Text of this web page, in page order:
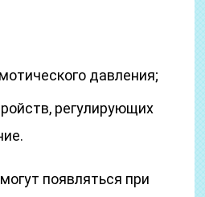
давления;
регулирующих
появляться при